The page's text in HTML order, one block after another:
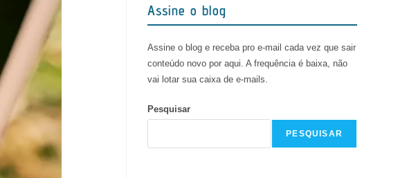
Assine o blog
Assine o blog e receba pro e-mail cada vez que sair
conteúdo novo por aqui. A frequência é baixa, não
vai lotar sua caixa de e-mails.
Pesquisar
PESQUISAR